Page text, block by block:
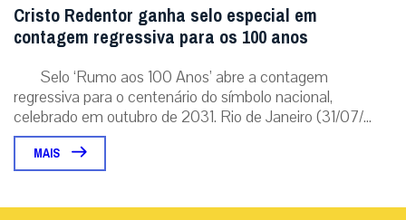
Cristo Redentor ganha selo especial em
contagem regressiva para os 100 anos
Selo ‘Rumo aos 100 Anos’ abre a contagem
regressiva para o centenário do símbolo nacional,
celebrado em outubro de 2031. Rio de Janeiro (31/07/...
MAIS